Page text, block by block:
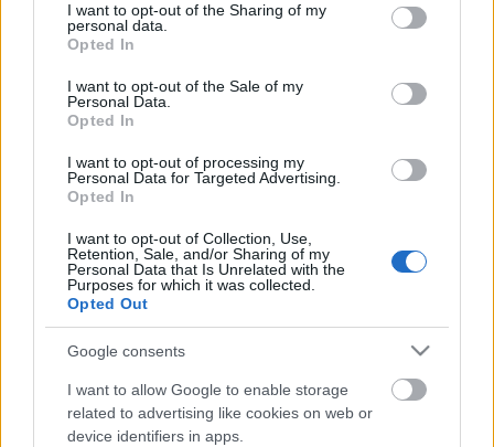
not limited to your visit or usage behaviour. You may click to
grant or deny consent to Google and its third-party tags to
use your data for below specified purposes in below Google
consent section.
I want to opt-out of the Sharing of my
personal data.
Opted In
I want to opt-out of the Sale of my
Personal Data.
Opted In
I want to opt-out of processing my
Personal Data for Targeted Advertising.
Opted In
I want to opt-out of Collection, Use,
Retention, Sale, and/or Sharing of my
Personal Data that Is Unrelated with the
Purposes for which it was collected.
Opted Out
Google consents
I want to allow Google to enable storage
related to advertising like cookies on web or
device identifiers in apps.
Neeeem, semmi politika, csak egy felismerés:
könnyítsük meg a gyerek dolgát esti mese választás
ügyben azzal, hogy nem élével pakoljuk be a
könyveket a könyvespolcra, hanem borítóval kifelé.
Ha a sima bútorlapnál valamivel látványosabb
megoldásokat kedveljük, a boon…
Tároló? Asztal? Szék?
Amaranta Ursula• 2013. június 11.
Ha gyerekeink vannak, megszokjuk, hogy csak a
változás állandó az életünkben. A bútoraink is úgy
váltogatják a funkcióikat, ahogy a gyerek életkora,
aktuális érdeklődése, vagy a szülők szükségletei
megkívánják. Nem hátrány, ha erre is vannak
tervezve. A brit sztárdesigner,…